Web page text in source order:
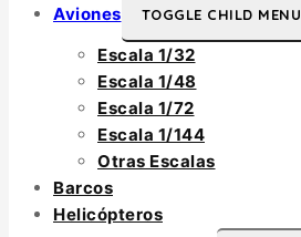
Aviones TOGGLE CHILD MENU
Escala 1/32
Escala 1/48
Escala 1/72
Escala 1/144
Otras Escalas
Barcos
Helicópteros